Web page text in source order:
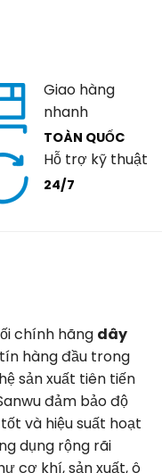
Giao hàng
nhanh
TOÀN QUỐC
Hỗ trợ kỹ thuật
24/7
chính hãng dây
hàng đầu trong
sản xuất tiên tiến
đảm bảo độ
và hiệu suất hoạt
dụng rộng rãi
cơ khí, sản xuất, ô